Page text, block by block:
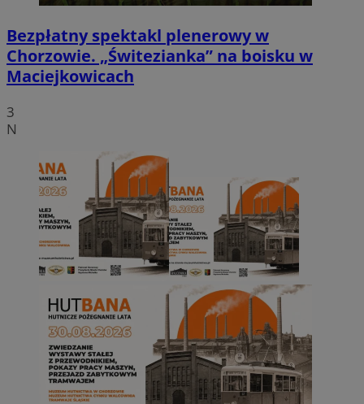
Bezpłatny spektakl plenerowy w
Chorzowie. „Świtezianka” na boisku w
Maciejkowicach
3
N